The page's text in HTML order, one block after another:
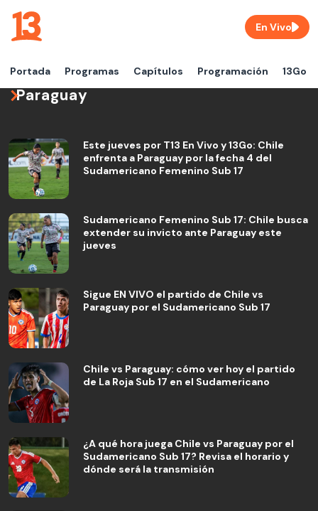
Portada Programas Capítulos Programación 13Go
En Vivo
Paraguay
Este jueves por T13 En Vivo y 13Go: Chile
enfrenta a Paraguay por la fecha 4 del
Sudamericano Femenino Sub 17
Sudamericano Femenino Sub 17: Chile busca
extender su invicto ante Paraguay este
jueves
Sigue EN VIVO el partido de Chile vs
Paraguay por el Sudamericano Sub 17
Chile vs Paraguay: cómo ver hoy el partido
de La Roja Sub 17 en el Sudamericano
¿A qué hora juega Chile vs Paraguay por el
Sudamericano Sub 17? Revisa el horario y
dónde será la transmisión